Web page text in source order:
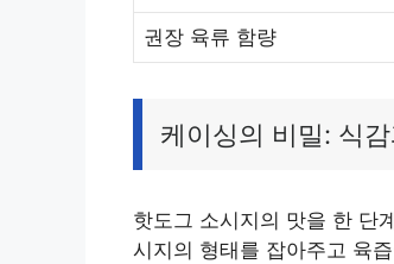
권장 육류 함량
케이싱의 비밀: 식
핫도그 소시지의 맛을 한 단
시지의 형태를 잡아주고 육